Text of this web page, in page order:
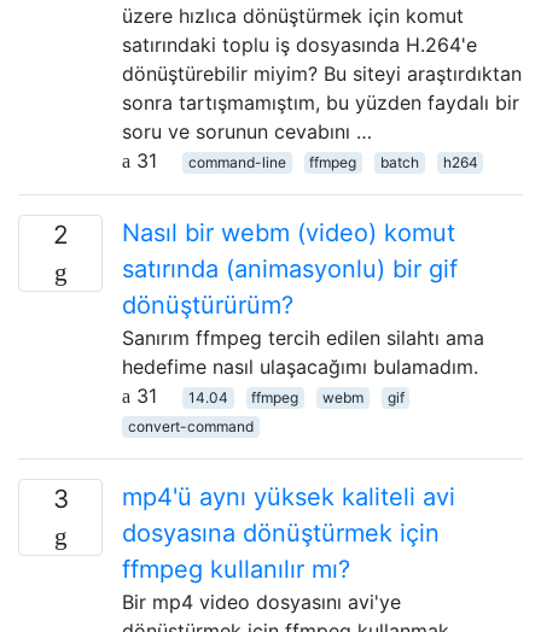
üzere hızlıca dönüştürmek için komut
satırındaki toplu iş dosyasında H.264'e
dönüştürebilir miyim? Bu siteyi araştırdıktan
sonra tartışmamıştım, bu yüzden faydalı bir
soru ve sorunun cevabını …
31
command-line ffmpeg batch h264
2
Nasıl bir webm (video) komut
satırında (animasyonlu) bir gif
dönüştürürüm?
Sanırım ffmpeg tercih edilen silahtı ama
hedefime nasıl ulaşacağımı bulamadım.
31
14.04 ffmpeg webm
gif
convert-command
3
mp4'ü aynı yüksek kaliteli avi
dosyasına dönüştürmek için
ffmpeg kullanılır mı?
Bir mp4 video dosyasını avi'ye